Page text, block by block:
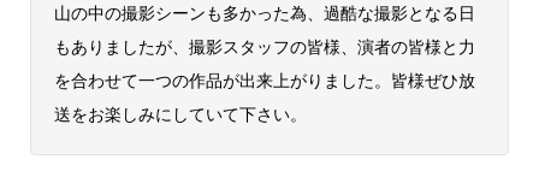
山の中の撮影シーンも多かった為、過酷な撮影となる日
もありましたが、撮影スタッフの皆様、演者の皆様と力
を合わせて一つの作品が出来上がりました。皆様ぜひ放
送をお楽しみにしていて下さい。